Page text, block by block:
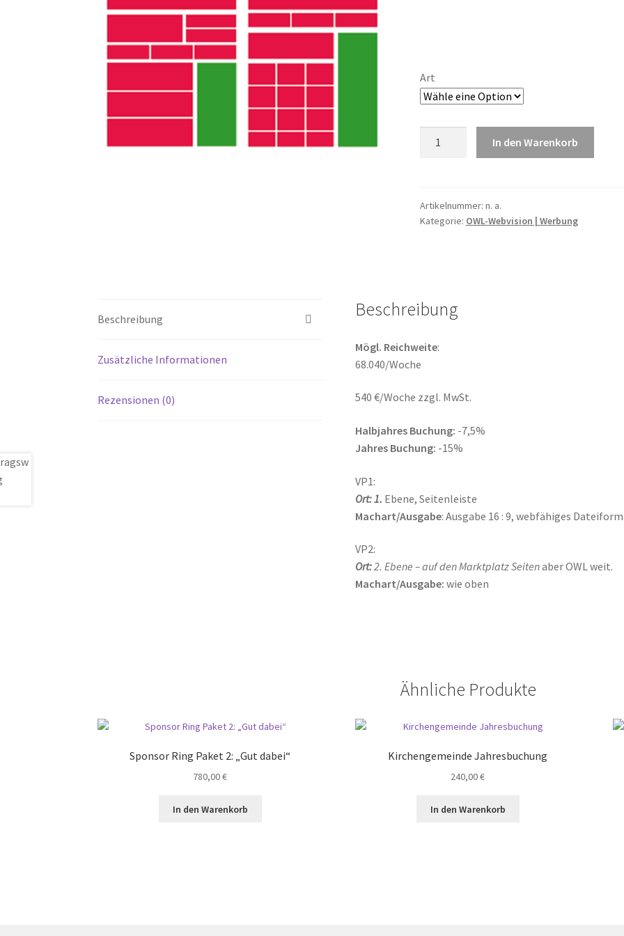
Art
(VP1/VP2)
Menge
In den Warenkorb
Artikelnummer: n. a.
Kategorie: OWL-Webvision | Werbung
Beschreibung
Zusätzliche Informationen
Rezensionen (0)
Beschreibung
Mögl. Reichweite:
68.040/Woche
540 €/Woche zzgl. MwSt.
Halbjahres Buchung: -7,5%
Jahres Buchung: -15%
VP1:
Ort: 1. Ebene, Seitenleiste
Machart/Ausgabe: Ausgabe 16 : 9, webfähiges
VP2:
Ort:2. Ebene – auf den Marktplatz Seitenaber OWL weit.
Machart/Ausgabe: wie oben
Ähnliche Produkte
Sponsor Ring Paket 2: „Gut dabei“
780,00€
In den Warenkorb
Kirchengemeinde Jahresbuchung
240,00€
In den Warenkorb